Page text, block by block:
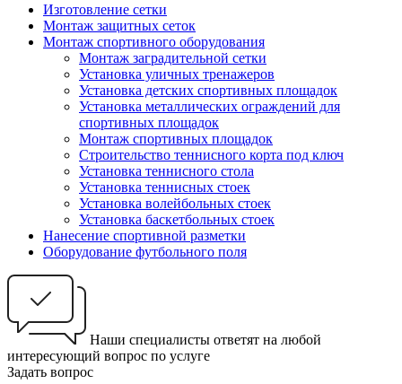
Изготовление сетки
Монтаж защитных сеток
Монтаж спортивного оборудования
Монтаж заградительной сетки
Установка уличных тренажеров
Установка детских спортивных площадок
Установка металлических ограждений для
спортивных площадок
Монтаж спортивных площадок
Строительство теннисного корта под ключ
Установка теннисного стола
Установка теннисных стоек
Установка волейбольных стоек
Установка баскетбольных стоек
Нанесение спортивной разметки
Оборудование футбольного поля
Наши специалисты ответят на любой
интересующий вопрос по услуге
Задать вопрос